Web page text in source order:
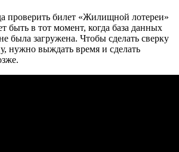
проверить билет «Жилищной лотереи»
быть в тот момент, когда база данных
была загружена. Чтобы сделать сверку
нужно выждать время и сделать